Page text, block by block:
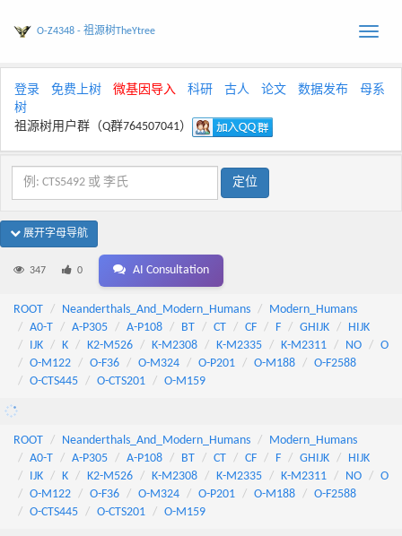
Toggle
O-Z4348 - 祖源树TheYtree
登录 免费上树 微基因导入 科研 古人 论文 数据发布
母系
树
祖源树用户群（Q群764507041）
展开字母导航
347 0 AI Consultation
ROOT Neanderthals_And_Modern_Humans
Modern_Humans
A0-T
A-P305 A-P108 BT CT CF F GHIJK
HIJK
IJK
K K2-M526 K-M2308 K-M2335 K-M2311 NO
O
O-M122
O-F36 O-M324 O-P201 O-M188
O-F2588
O-CTS445
O-CTS201 O-M159
ROOT Neanderthals_And_Modern_Humans
Modern_Humans
A0-T
A-P305 A-P108 BT CT CF F GHIJK
HIJK
IJK
K K2-M526 K-M2308 K-M2335 K-M2311 NO
O
O-M122
O-F36 O-M324 O-P201 O-M188
O-F2588
O-CTS445
O-CTS201 O-M159